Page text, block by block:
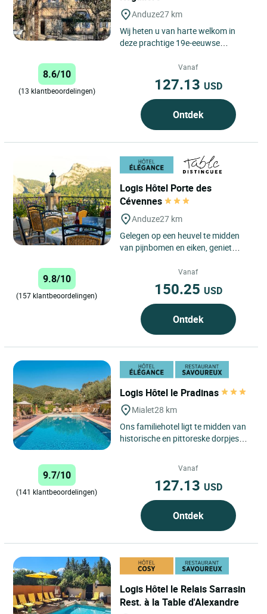
Anduze27 km
Wij heten u van harte welkom in
deze prachtige 19e-eeuwse
des Cévennes, op 2 km van...
8.6/10
(13 klantbeoordelingen)
Vanaf
127.13 USD
Ontdek
Logis Hôtel Porte des
Cévennes
Anduze27 km
Gelegen op een heuvel te midden
van pijnbomen en eiken, geniet
Cévennes in Anduze van...
9.8/10
(157 klantbeoordelingen)
Vanaf
150.25 USD
Ontdek
Logis Hôtel le Pradinas
Mialet28 km
Ons familiehotel ligt te midden van
historische en pittoreske dorpjes
9.7/10
(141 klantbeoordelingen)
Vanaf
127.13 USD
Ontdek
Logis Hôtel le Relais Sarrasin
Rest. à la Table d'Alexandre